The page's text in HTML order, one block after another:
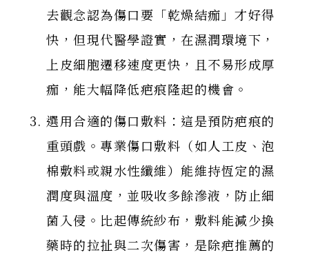
去觀念認為傷口要「乾燥結痂」才好得
快，但現代醫學證實，在濕潤環境下，
上皮細胞遷移速度更快，且不易形成厚
痂，能大幅降低疤痕隆起的機會。
選用合適的傷口敷料：這是預防疤痕的
重頭戲。專業傷口敷料（如人工皮、泡
棉敷料或親水性纖維）能維持恆定的濕
潤度與溫度，並吸收多餘滲液，防止細
菌入侵。比起傳統紗布，敷料能減少換
藥時的拉扯與二次傷害，是除疤推薦的